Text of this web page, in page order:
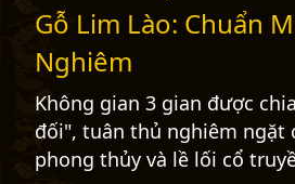
Gỗ Lim Lào: Chuẩn
Nghiêm
Không gian 3 gian được
đối", tuân thủ nghiêm ngặt
phong thủy và lề lối cổ